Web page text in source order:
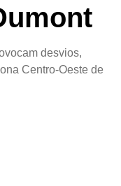
desvios,
Centro-Oeste de